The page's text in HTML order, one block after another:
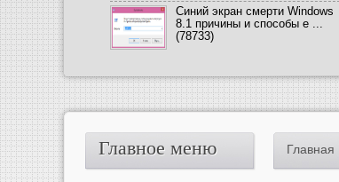
Синий экран смерти Windows
8.1 причины и способы е ...
(78733)
Главная
Главное меню